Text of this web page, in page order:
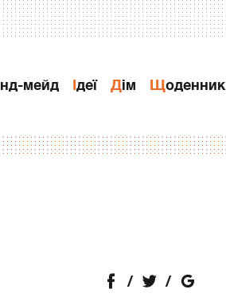
мейд Ідеї Дiм Щоденник